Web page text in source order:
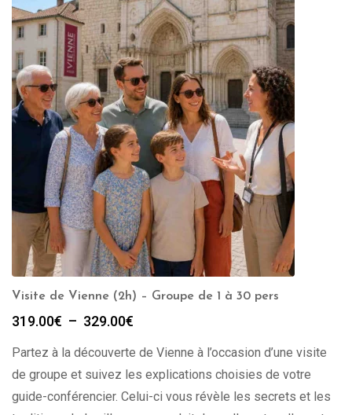
Visite de Vienne (2h) – Groupe de 1 à 30 pers
319.00€ – 329.00€
prix :
319.00€
à
329.00€
Partez à la découverte de Vienne à l’occasion d’une visite
de groupe et suivez les explications choisies de votre
guide-conférencier. Celui-ci vous révèle les secrets et les